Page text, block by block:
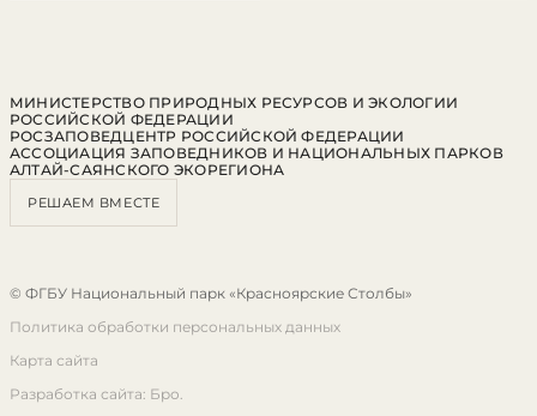
МИНИСТЕРСТВО ПРИРОДНЫХ РЕСУРСОВ И ЭКОЛОГИИ
РОССИЙСКОЙ ФЕДЕРАЦИИ
РОСЗАПОВЕДЦЕНТР РОССИЙСКОЙ ФЕДЕРАЦИИ
АССОЦИАЦИЯ ЗАПОВЕДНИКОВ И НАЦИОНАЛЬНЫХ ПАРКОВ
АЛТАЙ-САЯНСКОГО ЭКОРЕГИОНА
РЕШАЕМ ВМЕСТЕ
© ФГБУ Национальный парк «Красноярские Столбы»
Политика обработки персональных данных
Карта сайта
Разработка сайта: Бро.